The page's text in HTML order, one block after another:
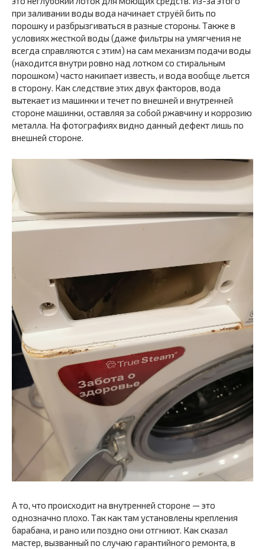
при заливании воды вода начинает струёй бить по
порошку и разбрызгиваться в разные стороны. Также в
условиях жесткой воды (даже фильтры на умягчения не
всегда справляются с этим) на сам механизм подачи воды
(находится внутри ровно над лотком со стиральным
порошком) часто накипает известь, и вода вообще льется
в сторону. Как следствие этих двух факторов, вода
вытекает из машинки и течет по внешней и внутренней
стороне машинки, оставляя за собой ржавчину и коррозию
металла. На фотографиях видно данный дефект лишь по
внешней стороне.
А то, что происходит на внутренней стороне — это
однозначно плохо. Так как там установлены крепления
барабана, и рано или поздно они отгниют. Как сказал
мастер, вызванный по случаю гарантийного ремонта, в